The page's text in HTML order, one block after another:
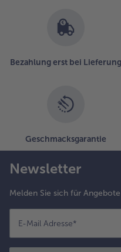
Die
Bezahlung erst bei Lieferung
Geschmacksgarantie
Newsletter
Melden Sie sich für
E-Mail Adresse*